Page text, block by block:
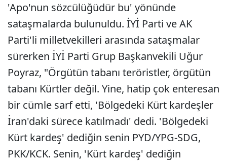
'Apo'nun sözcülüğüdür bu' yönünde
sataşmalarda bulunuldu. İYİ Parti ve AK
Parti'li milletvekilleri arasında sataşmalar
sürerken İYİ Parti Grup Başkanvekili Uğur
Poyraz, "Örgütün tabanı teröristler, örgütün
tabanı Kürtler değil. Yine, hatip çok enteresan
bir cümle sarf etti, 'Bölgedeki Kürt kardeşler
İran'daki sürece katılmadı' dedi. 'Bölgedeki
Kürt kardeş' dediğin senin PYD/YPG-SDG,
PKK/KCK. Senin, 'Kürt kardeş' dediğin